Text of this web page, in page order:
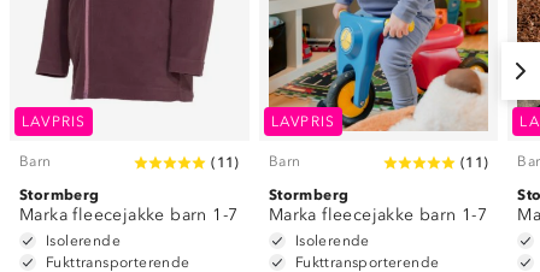
LAVPRIS
Barn ( 11 )
Stormberg
Marka fleecejakke barn 1-7
Isolerende
Fukttransporterende
LAVPRIS
Barn (11 )
Stormberg
Marka fleecejakke barn 1-7
Isolerende
Fukttransporterende